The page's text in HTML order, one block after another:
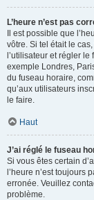
L’heure n’est pas
Il est possible que
vôtre. Si tel était le
l’utilisateur et régler
exemple Londres,
du fuseau horaire,
qu’aux utilisateurs
le faire.
Haut
J’ai réglé le fuseau
Si vous êtes certain
l’heure n’est toujours
erronée. Veuillez
problème.